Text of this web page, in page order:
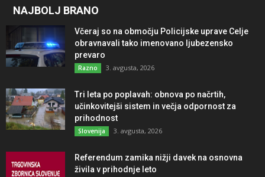
NAJBOLJ BRANO
Včeraj so na območju Policijske uprave Celje
obravnavali tako imenovano ljubezensko
prevaro
Razno 3. avgusta, 2026
Tri leta po poplavah: obnova po načrtih,
učinkovitejši sistem in večja odpornost za
prihodnost
Slovenija 3. avgusta, 2026
Referendum zamika nižji davek na osnovna
živila v prihodnje leto